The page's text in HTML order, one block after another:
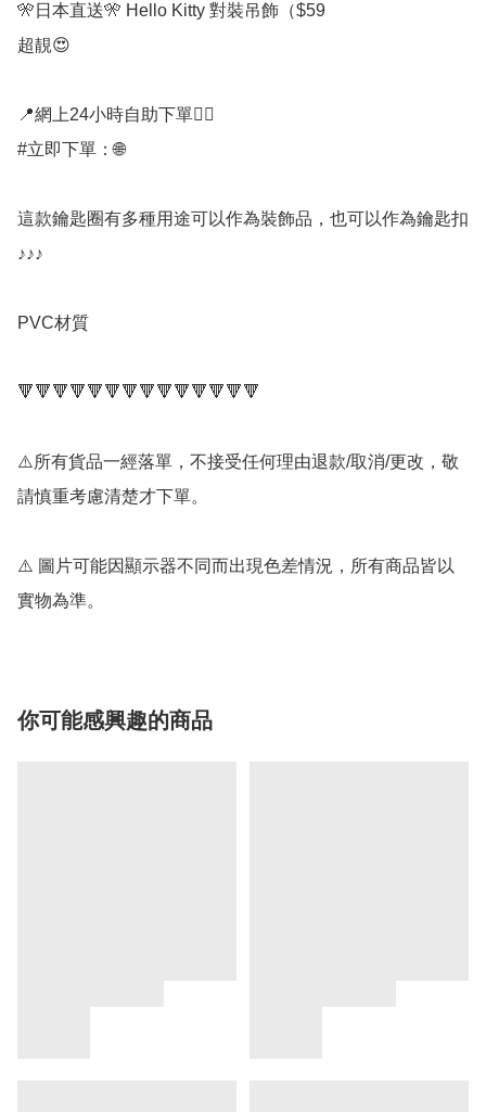
🎌日本直送🎌 Hello Kitty 對裝吊飾（$59
超靚😍
📍網上24小時自助下單👍🏻
#立即下單：🌐
這款鑰匙圈有多種用途可以作為裝飾品，也可以作為鑰匙扣
♪♪♪
PVC材質
🔻🔻🔻🔻🔻🔻🔻🔻🔻🔻🔻🔻🔻🔻
⚠️所有貨品一經落單，不接受任何理由退款/取消/更改，敬
請慎重考慮清楚才下單。
⚠️ 圖片可能因顯示器不同而出現色差情況，所有商品皆以
實物為準。
你可能感興趣的商品